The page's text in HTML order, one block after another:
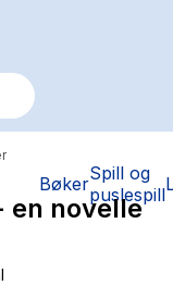
BøkerSpill og
puslespill
en novelle